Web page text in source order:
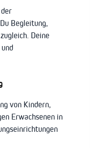
Begleitung,
Deine
von Kindern,
Erwachsenen in